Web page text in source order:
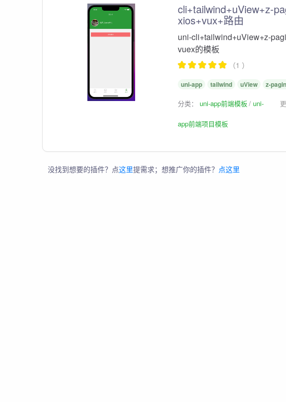
cli+tailwind+uView+z-
xios+vux+路由
uni-cli+tailwind+uView+z-
vuex的模板
（1 ）
uni-app tailwind uView z-
分类： uni-app前端模板 uni-
app前端项目模板
没找到想要的插件？点这里提需求；想推广你的插件？ 点这里